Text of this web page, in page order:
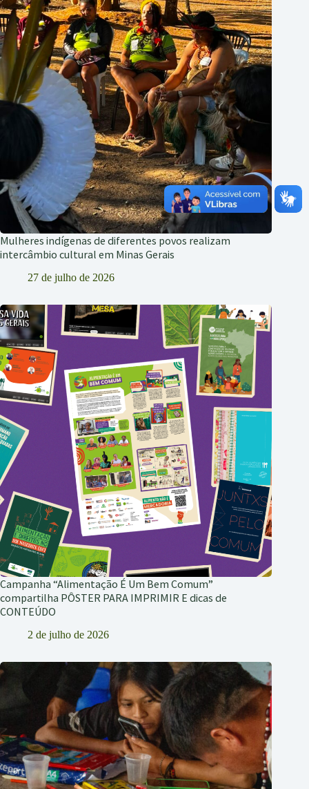
Mulheres indígenas de diferentes povos realizam
intercâmbio cultural em Minas Gerais
27 de julho de 2026
Campanha “Alimentação É Um Bem Comum”
compartilha PÔSTER PARA IMPRIMIR E dicas de
CONTEÚDO
2 de julho de 2026